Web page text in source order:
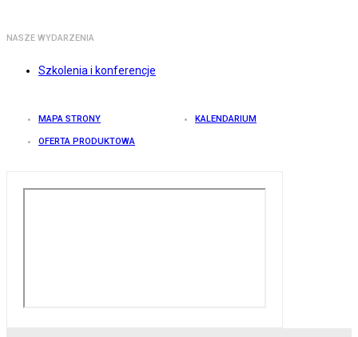
NASZE WYDARZENIA
Szkolenia i konferencje
MAPA STRONY KALENDARIUM
OFERTA PRODUKTOWA